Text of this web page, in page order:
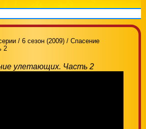
/ 6 сезон (2009) / Спасение
2
улетающих. Часть 2